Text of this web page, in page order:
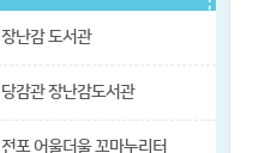
장난감 도서관
당감관 장난감도서관
전포 어울더울 꼬마누리터